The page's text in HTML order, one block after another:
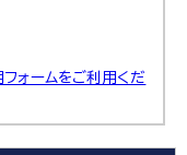
ォームをご利用くだ